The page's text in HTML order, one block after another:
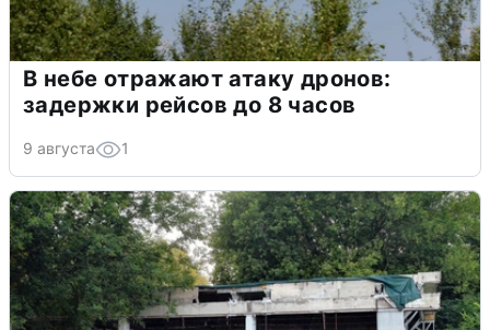
В небе отражают атаку дронов:
задержки рейсов до 8 часов
9 августа 1